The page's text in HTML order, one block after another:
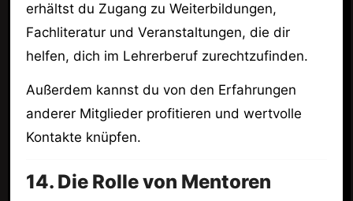
erhältst du Zugang zu Weiterbildungen,
Fachliteratur und Veranstaltungen, die dir
helfen, dich im Lehrerberuf zurechtzufinden.
Außerdem kannst du von den Erfahrungen
anderer Mitglieder profitieren und wertvolle
Kontakte knüpfen.
14. Die Rolle von Mentoren